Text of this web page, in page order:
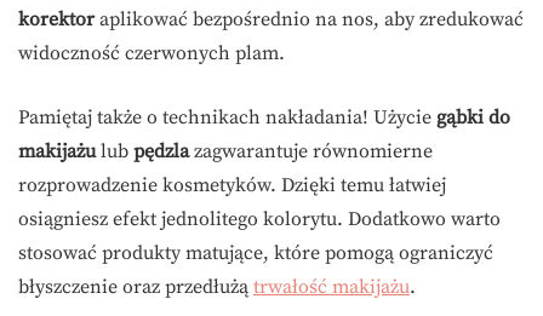
korektoraplikować bezpośrednio na nos, aby zredukować
widoczność czerwonych plam.
Pamiętaj także o technikach nakładania! Użycie gąbki do
makijażulub pędzlazagwarantuje równomierne
rozprowadzenie kosmetyków. Dzięki temu łatwiej
osiągniesz efekt jednolitego kolorytu. Dodatkowo warto
stosować produkty matujące, które pomogą ograniczyć
błyszczenie oraz przedłużą trwałość makijażu.